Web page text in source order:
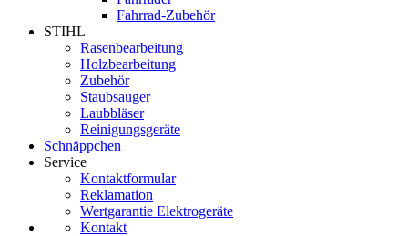
Fahrrad-Zubehör
STIHL
Rasenbearbeitung
Holzbearbeitung
Zubehör
Staubsauger
Laubbläser
Reinigungsgeräte
Schnäppchen
Service
Kontaktformular
Reklamation
Wertgarantie Elektrogeräte
Kontakt